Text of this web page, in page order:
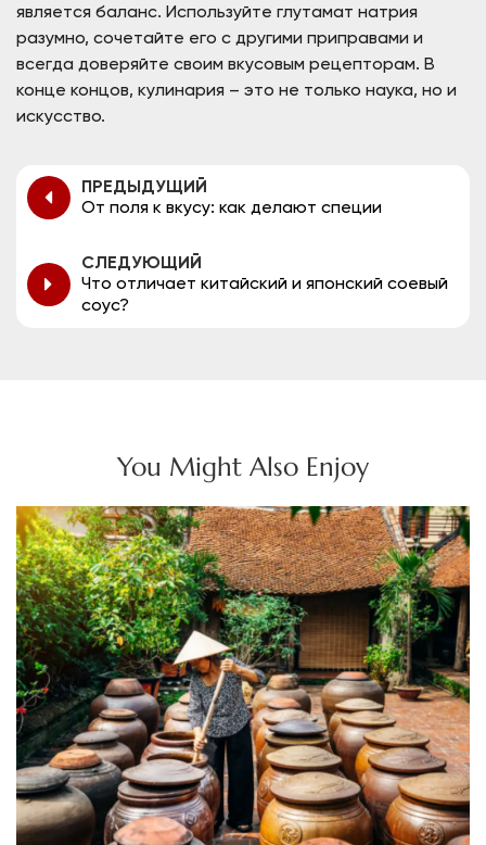
является баланс. Используйте глутамат натрия
разумно, сочетайте его с другими приправами и
всегда доверяйте своим вкусовым рецепторам. В
конце концов, кулинария – это не только наука, но и
искусство.
ПРЕДЫДУЩИЙ
От поля к вкусу: как делают специи
СЛЕДУЮЩИЙ
Что отличает китайский и японский соевый
соус?
You Might Also Enjoy